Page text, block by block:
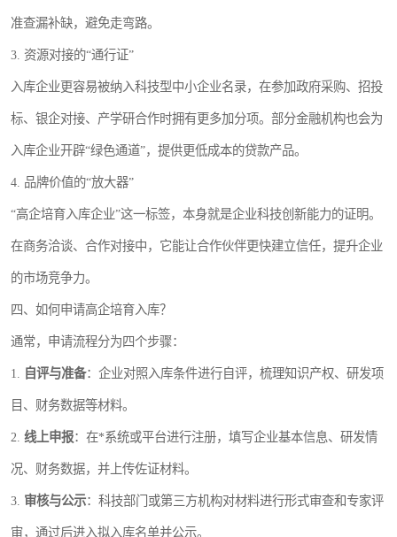
准查漏补缺，避免走弯路。
3. 资源对接的“通行证”
入库企业更容易被纳入科技型中小企业名录，在参加政府采购、招投
标、银企对接、产学研合作时拥有更多加分项。部分金融机构也会为
入库企业开辟“绿色通道”，提供更低成本的贷款产品。
4. 品牌价值的“放大器”
“高企培育入库企业”这一标签，本身就是企业科技创新能力的证明。
在商务洽谈、合作对接中，它能让合作伙伴更快建立信任，提升企业
的市场竞争力。
四、如何申请高企培育入库？
通常，申请流程分为四个步骤：
1. 自评与准备：企业对照入库条件进行自评，梳理知识产权、研发项
目、财务数据等材料。
2. 线上申报：在*系统或平台进行注册，填写企业基本信息、研发情
况、财务数据，并上传佐证材料。
3. 审核与公示：科技部门或第三方机构对材料进行形式审查和专家评
审，通过后进入拟入库名单并公示。